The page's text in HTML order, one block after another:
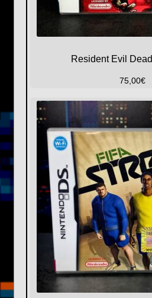
Resident Evil
75,00€